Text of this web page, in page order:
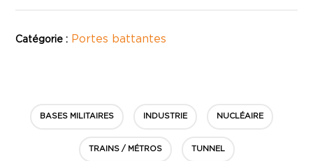
Catégorie : Portes battantes
BASES MILITAIRES INDUSTRIE NUCLÉAIRE
TRAINS / MÉTROS TUNNEL